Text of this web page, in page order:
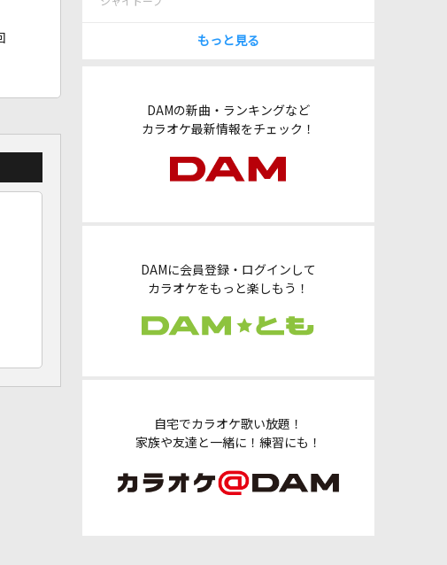
もっと見る
DAMの新曲・ランキングなど
カラオケ最新情報をチェック！
DAMに会員登録・ログインして
カラオケをもっと楽しもう！
自宅でカラオケ歌い放題！
家族や友達と一緒に！練習にも！